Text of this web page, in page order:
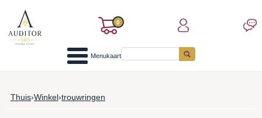
0
Menukaart
Thuis›Winkel›trouwringen